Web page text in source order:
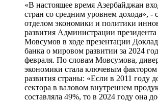
«В настоящее время Азербайджан
стран со средним уровнем дохода», -
отделом экономики и политики
развития Администрации
Мовсумов в ходе презентации
банка о мировом развитии за 2024
февраля. По словам Мовсумова,
экономики стала ключевым фактором
развития страны: «Если в 2011 году
сектора в валовом внутреннем
составляла 49%, то в 2024 году она